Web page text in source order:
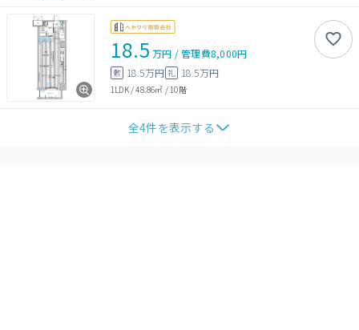
18.5 万円 /管理費8,000円
敷 18.5万円 礼 18.5万円
1LDK/48.86㎡ /10階
全4件を表示する